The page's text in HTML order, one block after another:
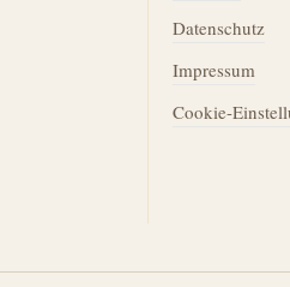
Datenschutz
Impressum
Cookie-